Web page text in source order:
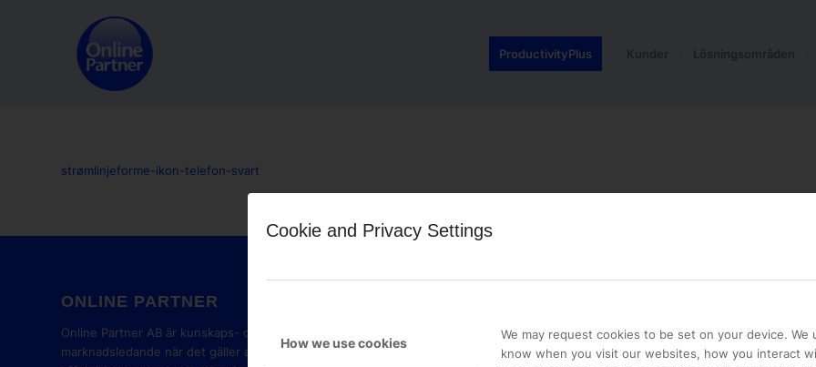
Cookie and Privacy Settings
How we use cookies
We may request cookies to be set on your device. We
know when you visit our websites, how you interact
ProductivityPlus Kunder Lösningsområden
strømlinjeforme-ikon-telefon-svart
ONLINE PARTNER
Online Partner AB är kunskaps- och
marknadsledande när det gäller att
ONLINE PARTNER AB
Mejerivägen 3